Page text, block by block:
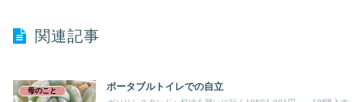
関連記事
母のこと ポータブルトイレでの自立